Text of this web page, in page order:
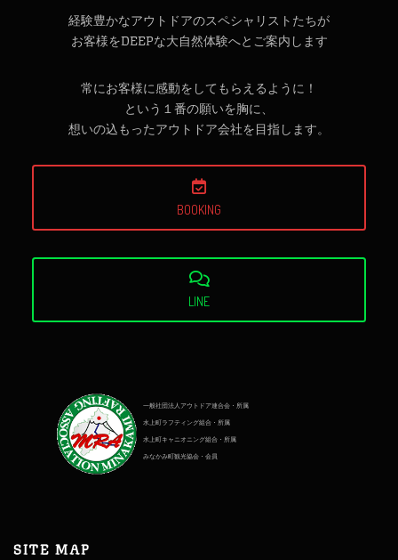
経験豊かなアウトドアのスペシャリストたちが
お客様をDEEPな大自然体験へとご案内します
常にお客様に感動をしてもらえるように！
という１番の願いを胸に、
想いの込もったアウトドア会社を目指します。
BOOKING
LINE
一般社団法人アウトドア連合会・所属
水上町ラフティング組合・所属
水上町キャニオニング組合・所属
みなかみ町観光協会・会員
SITE MAP